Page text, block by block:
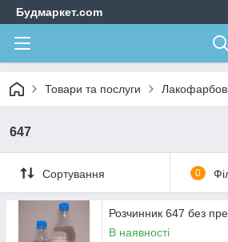
Будмаркет.com
Товари та послуги
647
Сортування 0
Розчинник 647 без
В наявності